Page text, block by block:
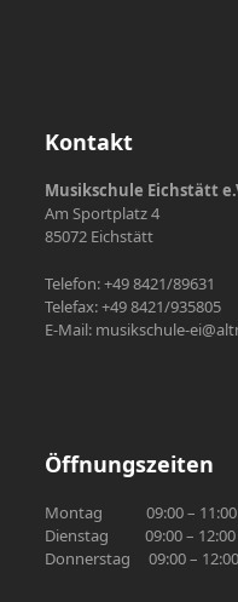
Kontakt
Musikschule Eichstätt
Am Sportplatz 4
85072 Eichstätt
Telefon: +49 8421/89631
Telefax: +49 8421/935805
E-Mail: musikschule-
Öffnungszeiten
Montag 09:00 – 11:00
Dienstag 09:00 – 12:00
Donnerstag 09:00 –